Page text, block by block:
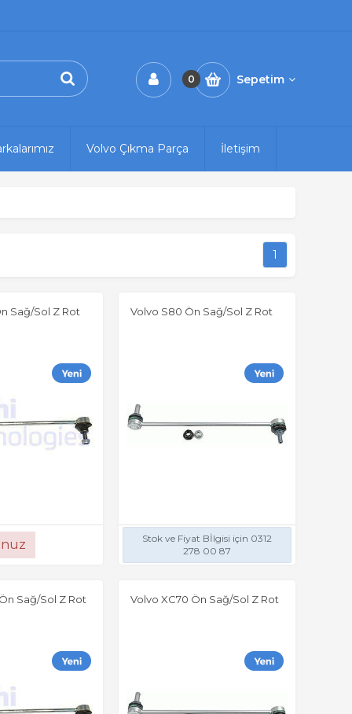
0 Sepetim
Volvo Çıkma Parça İletişim
1
Sağ/Sol Z Rot Volvo S80 Ön Sağ/Sol Z Rot
Stok ve Fiyat Bİlgisi için 0312
278 00 87
Sağ/Sol Z Rot Volvo XC70 Ön Sağ/Sol Z Rot